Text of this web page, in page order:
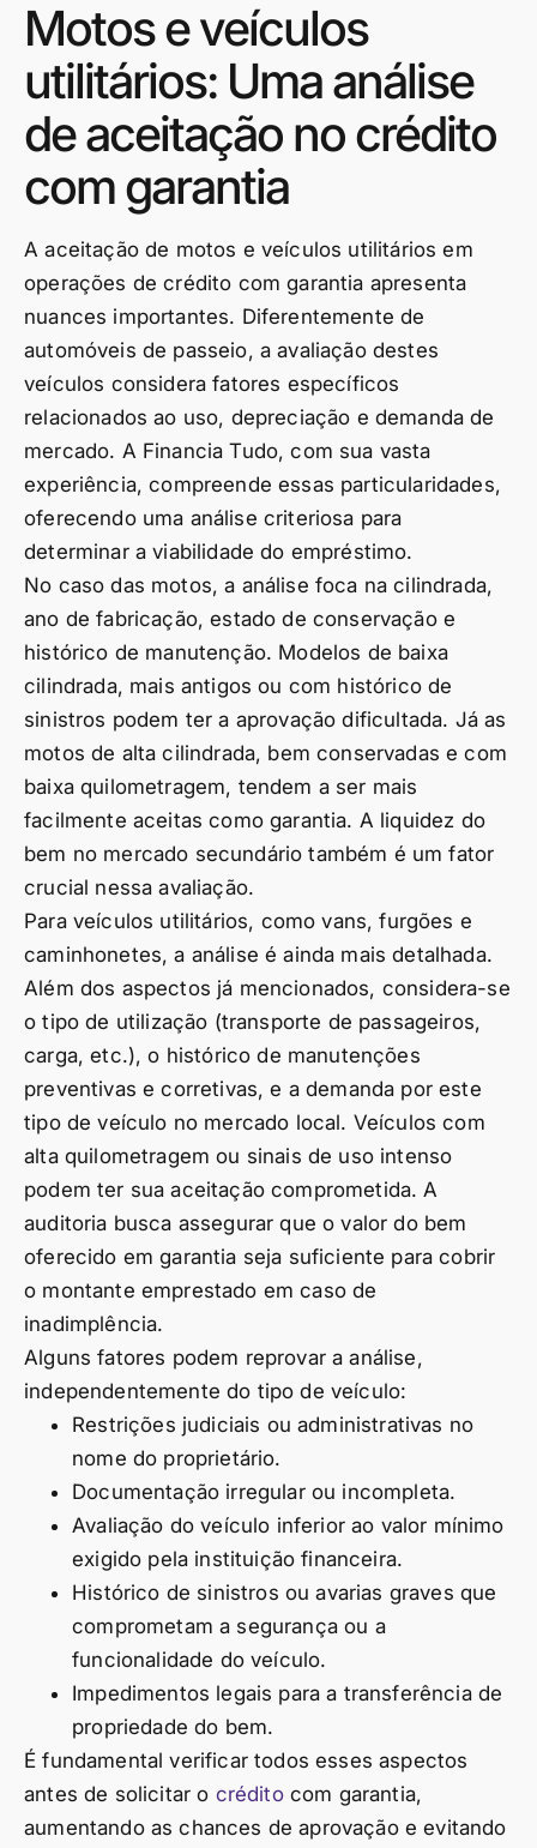
Motos e veículos
utilitários: Uma análise
de aceitação no crédito
com garantia
A aceitação de motos e veículos utilitários em
operações de crédito com garantia apresenta
nuances importantes. Diferentemente de
automóveis de passeio, a avaliação destes
veículos considera fatores específicos
relacionados ao uso, depreciação e demanda de
mercado. A Financia Tudo, com sua vasta
experiência, compreende essas particularidades,
oferecendo uma análise criteriosa para
determinar a viabilidade do empréstimo.
No caso das motos, a análise foca na cilindrada,
ano de fabricação, estado de conservação e
histórico de manutenção. Modelos de baixa
cilindrada, mais antigos ou com histórico de
sinistros podem ter a aprovação dificultada. Já as
motos de alta cilindrada, bem conservadas e com
baixa quilometragem, tendem a ser mais
facilmente aceitas como garantia. A liquidez do
bem no mercado secundário também é um fator
crucial nessa avaliação.
Para veículos utilitários, como vans, furgões e
caminhonetes, a análise é ainda mais detalhada.
Além dos aspectos já mencionados, considera-se
o tipo de utilização (transporte de passageiros,
carga, etc.), o histórico de manutenções
preventivas e corretivas, e a demanda por este
tipo de veículo no mercado local. Veículos com
alta quilometragem ou sinais de uso intenso
podem ter sua aceitação comprometida. A
auditoria busca assegurar que o valor do bem
oferecido em garantia seja suficiente para cobrir
o montante emprestado em caso de
inadimplência.
Alguns fatores podem reprovar a análise,
independentemente do tipo de veículo:
Restrições judiciais ou administrativas no
nome do proprietário.
Documentação irregular ou incompleta.
Avaliação do veículo inferior ao valor mínimo
exigido pela instituição financeira.
Histórico de sinistros ou avarias graves que
comprometam a segurança ou a
funcionalidade do veículo.
Impedimentos legais para a transferência de
propriedade do bem.
É fundamental verificar todos esses aspectos
antes de solicitar o créditocom garantia,
aumentando as chances de aprovação e evitando